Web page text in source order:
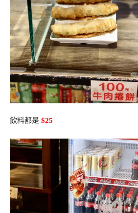
飲料都是 $25